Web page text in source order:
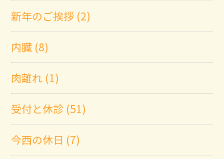
新年のご挨拶 (2)
内臓 (8)
肉離れ (1)
受付と休診 (51)
今西の休日 (7)